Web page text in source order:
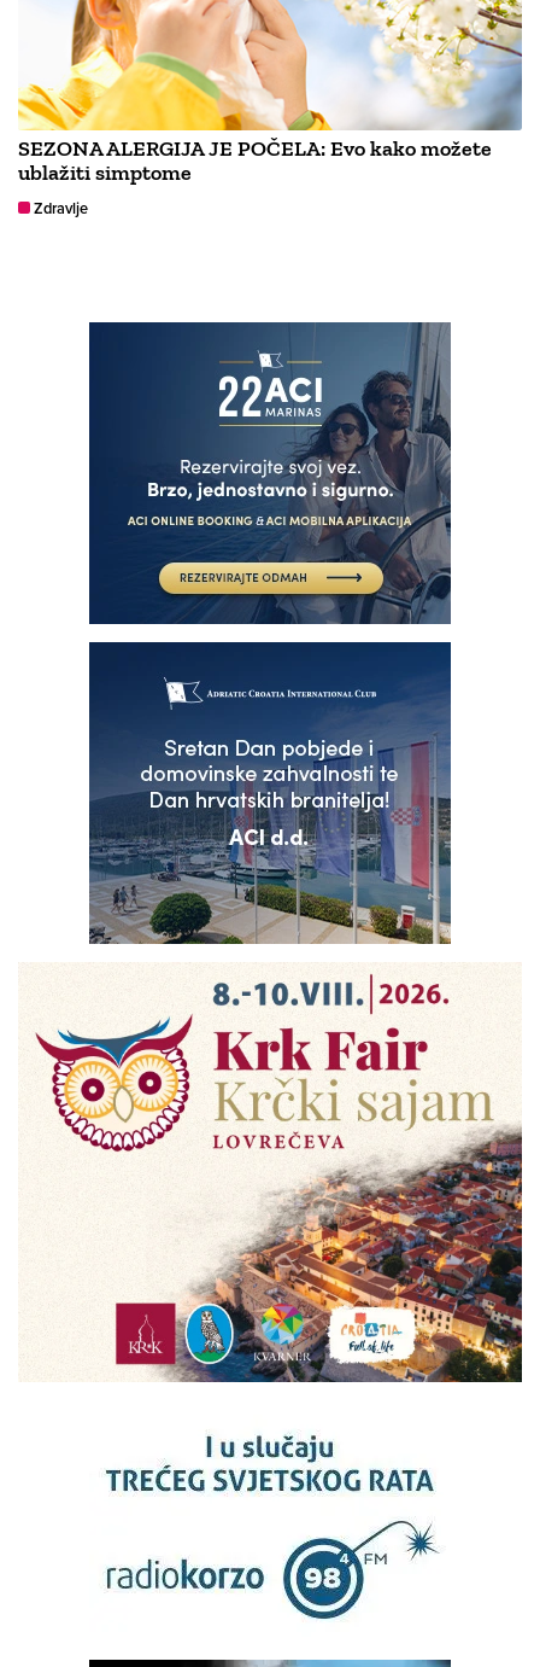
SEZONA ALERGIJA JE POČELA: Evo kako možete
ublažiti simptome
Zdravlje
PROGNOZA VREMENA
VRIJEME Toplinski val dolazi
svome kraju? Meteorologinja
otkrila gdje će biti kiše i
pljuskova
Hrvatska i svijet
POMOZIMO!
Obitelj Riječanina Denisa
Vejzovića pokrenula
nam da ga vratimo kući’
NOSILI SU BIJELE DO POBJEDE
Pogledajte tko je sve na
tribinama Rujevice bodrio
Rijeku! Armada je poslala
poruku koja ledi krv u žilama
HNK Rijeka
LIJEPO, LJEPŠE... RIJEKA!
KLIKOM PO RIJECI
Korzom prošetali kršni riječki
dečki… ali ne može ovo proći i
bez naših atraktivnih Riječanki
:-)
Rijeka i PGŽ
ANTE ŠUŠNJAR - 'RIJEČKA BOJANKA'
Njegov video ‘Rijeka kroz
vrijeme AI’ oduševio je Riječane
i šire! Ante Šušnjar otkriva nam
tajne stare Rijeke
Rijeka i PGŽ